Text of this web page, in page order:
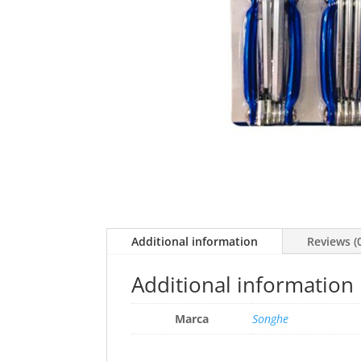
Additional information Reviews
Additional information
Marca Songhe